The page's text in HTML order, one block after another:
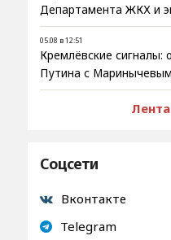
Департамента ЖКХ и
05.08 в 12:51
Кремлёвские сигналы:
Путина с Маринычевым
Соцсети
Вконтакте
Telegram